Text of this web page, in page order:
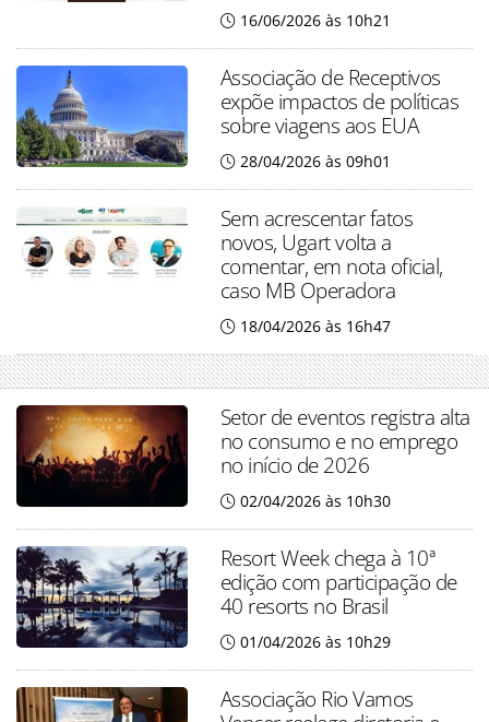
16/06/2026 às 10h21
Associação de Receptivos
expõe impactos de políticas
sobre viagens aos EUA
28/04/2026 às 09h01
Sem acrescentar fatos
novos, Ugart volta a
comentar, em nota oficial,
caso MB Operadora
18/04/2026 às 16h47
Setor de eventos registra alta
no consumo e no emprego
no início de 2026
02/04/2026 às 10h30
Resort Week chega à 10ª
edição com participação de
40 resorts no Brasil
01/04/2026 às 10h29
Associação Rio Vamos